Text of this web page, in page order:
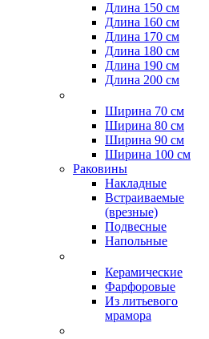
Длина 150 см
Длина 160 см
Длина 170 см
Длина 180 см
Длина 190 см
Длина 200 см
Ширина 70 см
Ширина 80 см
Ширина 90 см
Ширина 100 см
Раковины
Накладные
Встраиваемые
(врезные)
Подвесные
Напольные
Керамические
Фарфоровые
Из литьевого
мрамора